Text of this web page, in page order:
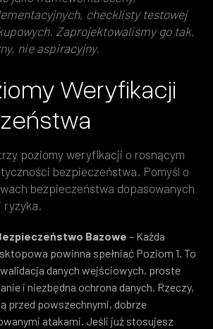
checklisty testowej
Zaprojektowaliśmy go tak,
nie aspiracyjny.
Weryfikacji
poziomy weryfikacji o rosnącym
bezpieczeństwa. Pomyśl o
bezpieczeństwa dopasowanych
ryzyka.
Bazowe – Każda
powinna spełniać Poziom 1. To
danych wejściowych, proste
i niezbędna ochrona danych. Rzeczy,
przed powszechnymi, dobrze
atakami. Jeśli już stosujesz